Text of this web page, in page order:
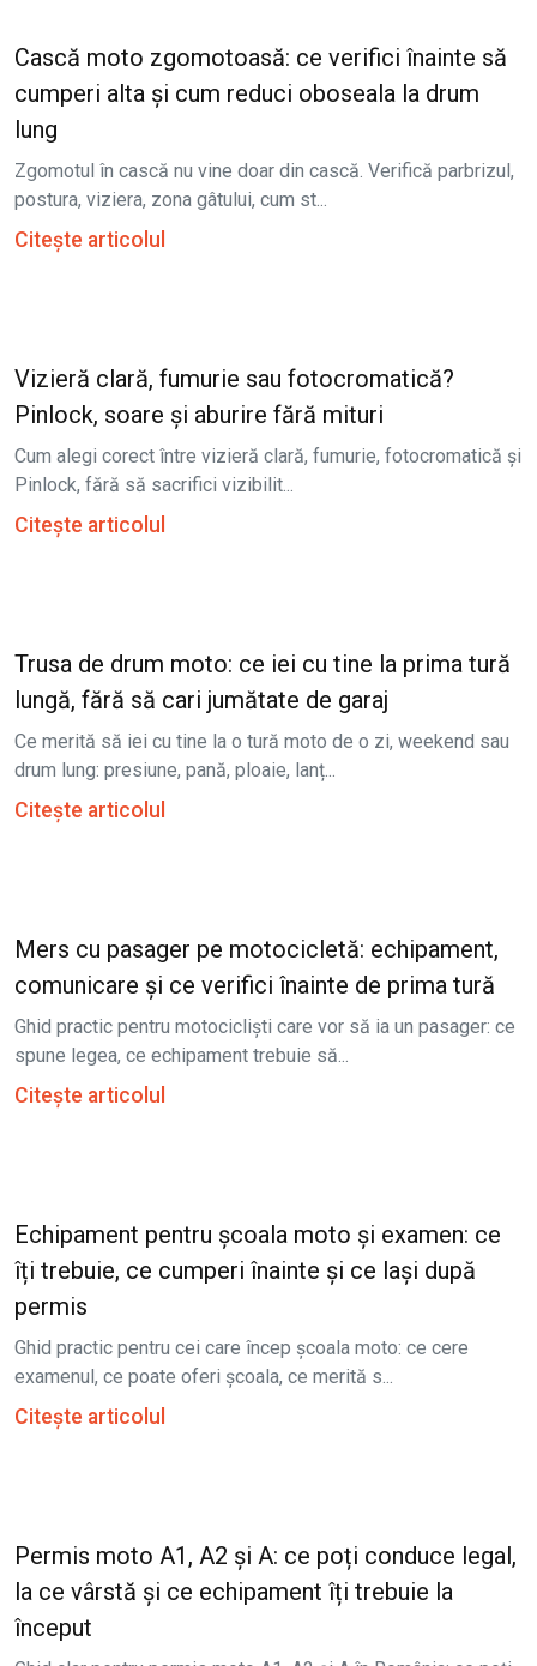
Cască moto zgomotoasă: ce verifici înainte să
cumperi alta și cum reduci oboseala la drum
lung
Zgomotul în cască nu vine doar din cască. Verifică parbrizul,
postura, viziera, zona gâtului, cum st...
Citește articolul
Vizieră clară, fumurie sau fotocromatică?
Pinlock, soare și aburire fără mituri
Cum alegi corect între vizieră clară, fumurie, fotocromatică și
Pinlock, fără să sacrifici vizibilit...
Citește articolul
Trusa de drum moto: ce iei cu tine la prima tură
lungă, fără să cari jumătate de garaj
Ce merită să iei cu tine la o tură moto de o zi, weekend sau
drum lung: presiune, pană, ploaie, lanț...
Citește articolul
Mers cu pasager pe motocicletă: echipament,
comunicare și ce verifici înainte de prima tură
Ghid practic pentru motocicliști care vor să ia un pasager: ce
spune legea, ce echipament trebuie să...
Citește articolul
Echipament pentru școala moto și examen: ce
îți trebuie, ce cumperi înainte și ce lași după
permis
Ghid practic pentru cei care încep școala moto: ce cere
examenul, ce poate oferi școala, ce merită s...
Citește articolul
Permis moto A1, A2 și A: ce poți conduce legal,
la ce vârstă și ce echipament îți trebuie la
început